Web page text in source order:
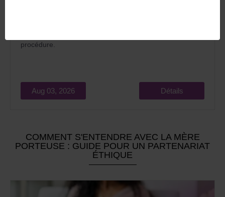
procédure.
Aug 03, 2026 Détails
COMMENT S'ENTENDRE AVEC LA MÈRE
PORTEUSE : GUIDE POUR UN PARTENARIAT
ÉTHIQUE